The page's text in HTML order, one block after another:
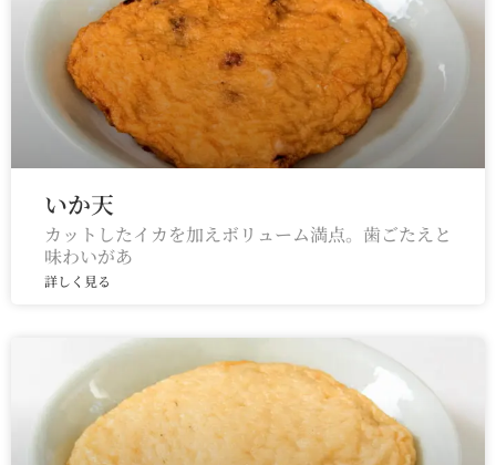
いか天
カットしたイカを加えボリューム満点。歯ごたえと
味わいがあ
詳しく見る